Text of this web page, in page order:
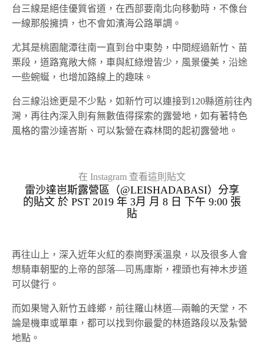
台三線是絕佳優質省道，在西部要南北向移動時，不像台
一線那般擁擠，也不會如濱海公路單調。
尤其是桃園龍潭往南一直到台中東勢，中間經過新竹、苗
栗段，道路寬敞大條，車與紅綠燈皆少，風景優美，沿途
一些蜿蜒，也增加路線上的趣味。
台三線沿途更是不少點，如新竹可以連接到120縣道前往內
灣，再往內深入則有無數值得探索的露營地，如有著特色
風格的雷沙達峇斯、可以紮營在森林間的起初露營地。
在 Instagram 查看這則貼文
雷沙達岜斯露營區（@LEISHADABASI）分享
的貼文 於 PST 2019 年 3月 月 8 日 下午 9:00 張
貼
再往山上，深入近年火紅的泰崗野溪溫泉，以及很多人會
想騎車朝聖的上帝的部落—司馬庫斯，裡頭也有神木步道
可以健行。
而如果彎入新竹五峰鄉，前往羅山林道—兩輪的天堂，不
論是機車或單車，都可以找到你最愛的林道路段以及紮營
地點。